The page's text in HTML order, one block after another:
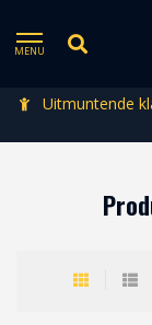
MENU
Uitmuntende